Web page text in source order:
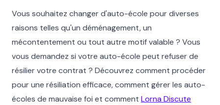
Vous souhaitez changer d'auto-école pour diverses
raisons telles qu'un déménagement, un
mécontentement ou tout autre motif valable ? Vous
vous demandez si votre auto-école peut refuser de
résilier votre contrat ? Découvrez comment procéder
pour une résiliation efficace, comment gérer les auto-
écoles de mauvaise foi et comment Lorna Discute